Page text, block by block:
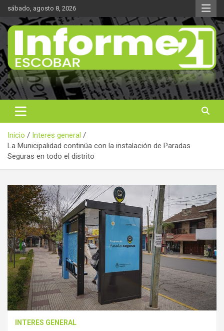
Saltar
contenido
sábado, agosto 8, 2026
Informe 21
Noticas reales
Inicio
Interes general
La Municipalidad continúa con la instalación de Paradas
Seguras en todo el distrito
INTERES GENERAL